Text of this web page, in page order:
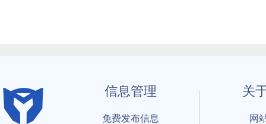
信息管理
免费发布信息
关
网